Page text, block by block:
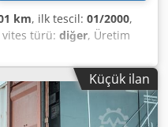
km, ilk tescil: 01/2000,
vites türü: diğer, Üretim
container locking
Atlas hooklift system
up to 6m, dismantled
wheelbase: 4200mm!
GUARANTEE, subject to
Küçük ilan